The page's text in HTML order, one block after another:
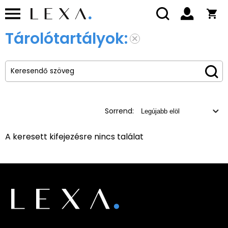
Tárolótartályok:
Sorrend:
A keresett kifejezésre nincs találat